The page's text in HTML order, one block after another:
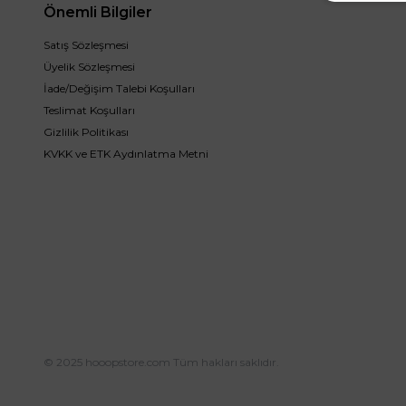
Önemli Bilgiler
Satış Sözleşmesi
Üyelik Sözleşmesi
İade/Değişim Talebi Koşulları
Teslimat Koşulları
Gizlilik Politikası
KVKK ve ETK Aydınlatma Metni
© 2025 hooopstore.com Tüm hakları saklıdır.